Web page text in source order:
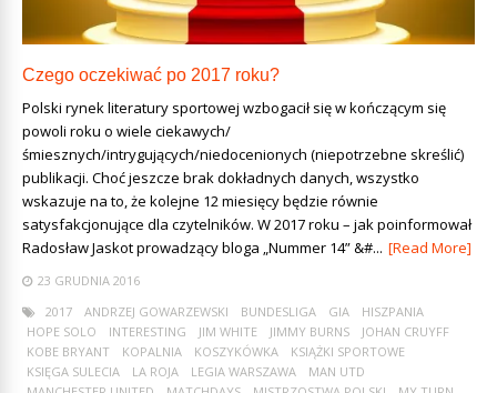
Czego oczekiwać po 2017 roku?
Polski rynek literatury sportowej wzbogacił się w kończącym się
powoli roku o wiele ciekawych/
śmiesznych/intrygujących/niedocenionych (niepotrzebne skreślić)
publikacji. Choć jeszcze brak dokładnych danych, wszystko
wskazuje na to, że kolejne 12 miesięcy będzie równie
satysfakcjonujące dla czytelników. W 2017 roku – jak poinformował
Radosław Jaskot prowadzący bloga „Nummer 14” &#... [Read More]
23 GRUDNIA 2016
2017
ANDRZEJ GOWARZEWSKI BUNDESLIGA GIA
HISZPANIA
HOPE SOLO
INTERESTING JIM WHITE JIMMY BURNS
JOHAN CRUYFF
KOBE BRYANT
KOPALNIA KOSZYKÓWKA
KSIĄŻKI SPORTOWE
KSIĘGA SULECIA
LA ROJA LEGIA WARSZAWA
MAN UTD